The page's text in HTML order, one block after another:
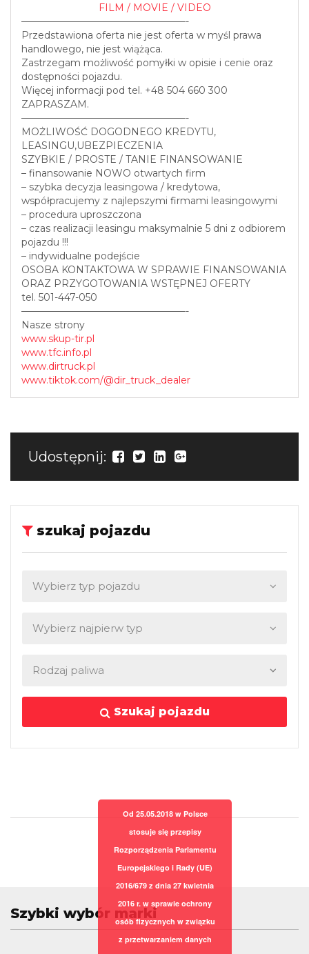
FILM / MOVIE / VIDEO
—————————————————-
Przedstawiona oferta nie jest oferta w myśl prawa
handlowego, nie jest wiążąca.
Zastrzegam możliwość pomyłki w opisie i cenie oraz
dostępności pojazdu.
Więcej informacji pod tel. +48 504 660 300
ZAPRASZAM.
—————————————————-
MOŻLIWOŚĆ DOGODNEGO KREDYTU,
LEASINGU,UBEZPIECZENIA
SZYBKIE / PROSTE / TANIE FINANSOWANIE
– finansowanie NOWO otwartych firm
– szybka decyzja leasingowa / kredytowa,
współpracujemy z najlepszymi firmami leasingowymi
– procedura uproszczona
– czas realizacji leasingu maksymalnie 5 dni z odbiorem
pojazdu !!!
– indywidualne podejście
OSOBA KONTAKTOWA W SPRAWIE FINANSOWANIA
ORAZ PRZYGOTOWANIA WSTĘPNEJ OFERTY
tel. 501-447-050
—————————————————-
Nasze strony
www.skup-tir.pl
www.tfc.info.pl
www.dirtruck.pl
www.tiktok.com/@dir_truck_dealer
Udostępnij:
szukaj pojazdu
Szukaj pojazdu
Szybki wybór marki
Od 25.05.2018 w Polsce
stosuje się przepisy
Rozporządzenia Parlamentu
Europejskiego i Rady (UE)
2016/679 z dnia 27 kwietnia
2016 r. w sprawie ochrony
osób fizycznych w związku
z przetwarzaniem danych